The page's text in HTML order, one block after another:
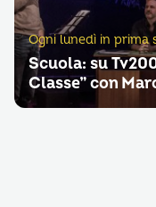
Ogni lunedì in prima
Scuola: su
Classe” con